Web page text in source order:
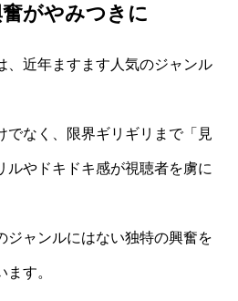
がやみつきに
、近年ますます人気のジャンル
でなく、限界ギリギリまで「見
ルやドキドキ感が視聴者を虜に
ジャンルにはない独特の興奮を
す。